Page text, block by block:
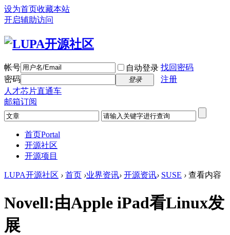
设为首页收藏本站
开启辅助访问
帐号 自动登录 找回密码
密码
登录
注册
人才芯片直通车
邮箱订阅
首页Portal
开源社区
开源项目
LUPA开源社区 › 首页 ›业界资讯› 开源资讯› SUSE › 查看内容
Novell:由Apple iPad看Linux发
展